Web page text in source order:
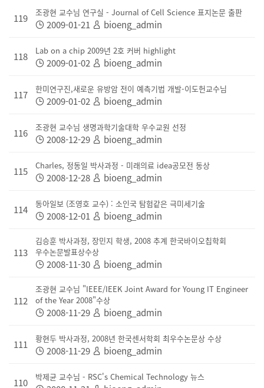
119 조광현 교수님 연구실 - Journal of Cell Science 표지논문 출판
2009-01-21 bioeng_admin
118 Lab on a chip 2009년 2호 커버 highlight
2009-01-02 bioeng_admin
117 한미연구진,새로운 유방암 전이 예측기법 개발-이도헌교수님
2009-01-02 bioeng_admin
116 조광현 교수님 생명과학기술대학 우수교원 선정
2008-12-29 bioeng_admin
115 Charles, 정동일 박사과정 - 미래의료 idea공모전 동상
2008-12-28 bioeng_admin
114 동아일보 (조영호 교수) : 소인국 탐험같은 극미세기술
2008-12-01 bioeng_admin
113
김승훈 박사과정, 장민지 학생, 2008 추계 한국바이오칩학회
우수논문발표상수상
2008-11-30 bioeng_admin
112
조광현 교수님 "IEEE/IEEK Joint Award for Young IT Engineer
of the Year 2008"수상
2008-11-29 bioeng_admin
111 황현두 박사과정, 2008년 한국센서학회 최우수논문상 수상
2008-11-29 bioeng_admin
110 박제균 교수님 - RSC's Chemical Technology 뉴스